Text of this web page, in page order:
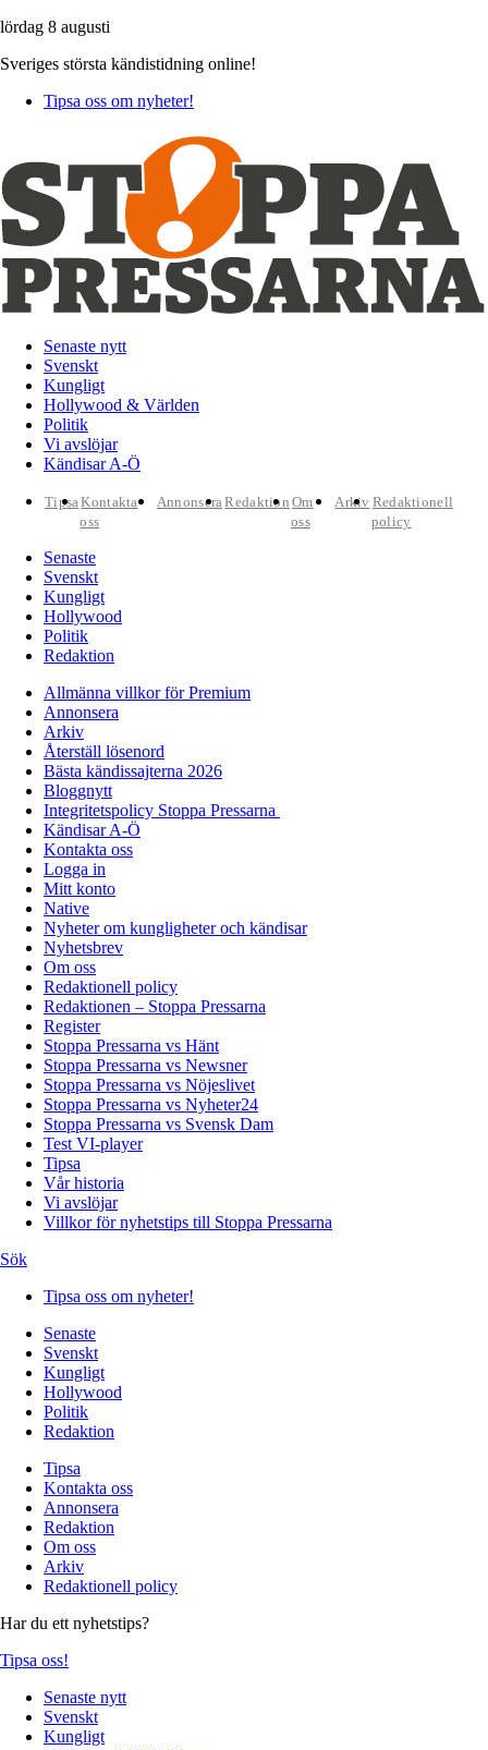
lördag 8 augusti
Sveriges största kändistidning online!
Tipsa oss om nyheter!
Senaste nytt
Svenskt
Kungligt
Hollywood & Världen
Politik
Vi avslöjar
Kändisar A-Ö
TipsaKontakta
oss
AnnonseraRedaktion Om
oss
Arkiv Redaktionell
policy
Senaste
Svenskt
Kungligt
Hollywood
Politik
Redaktion
Allmänna villkor för Premium
Annonsera
Arkiv
Återställ lösenord
Bästa kändissajterna 2026
Bloggnytt
Integritetspolicy Stoppa Pressarna
Kändisar A-Ö
Kontakta oss
Logga in
Mitt konto
Native
Nyheter om kungligheter och kändisar
Nyhetsbrev
Om oss
Redaktionell policy
Redaktionen – Stoppa Pressarna
Register
Stoppa Pressarna vs Hänt
Stoppa Pressarna vs Newsner
Stoppa Pressarna vs Nöjeslivet
Stoppa Pressarna vs Nyheter24
Stoppa Pressarna vs Svensk Dam
Test VI-player
Tipsa
Vår historia
Vi avslöjar
Villkor för nyhetstips till Stoppa Pressarna
Sök
Tipsa oss om nyheter!
Senaste
Svenskt
Kungligt
Hollywood
Politik
Redaktion
Tipsa
Kontakta oss
Annonsera
Redaktion
Om oss
Arkiv
Redaktionell policy
Har du ett nyhetstips?
Tipsa oss!
Senaste nytt
Svenskt
Kungligt